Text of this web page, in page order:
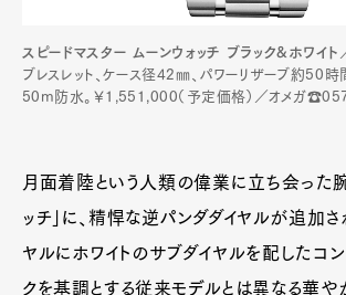
スピードマスター ムーンウォッチ ブラック&ホワイト
ブレスレット、ケース径42㎜、パワーリザーブ約50時間
50m防水。￥1,551,000（予定価格）／オメガ
月面着陸という人類の偉業に立ち会った腕
ッチ」に、精悍な逆パンダダイヤルが追加さ
ヤルにホワイトのサブダイヤルを配したコン
クを基調とする従来モデルとは異なる華や